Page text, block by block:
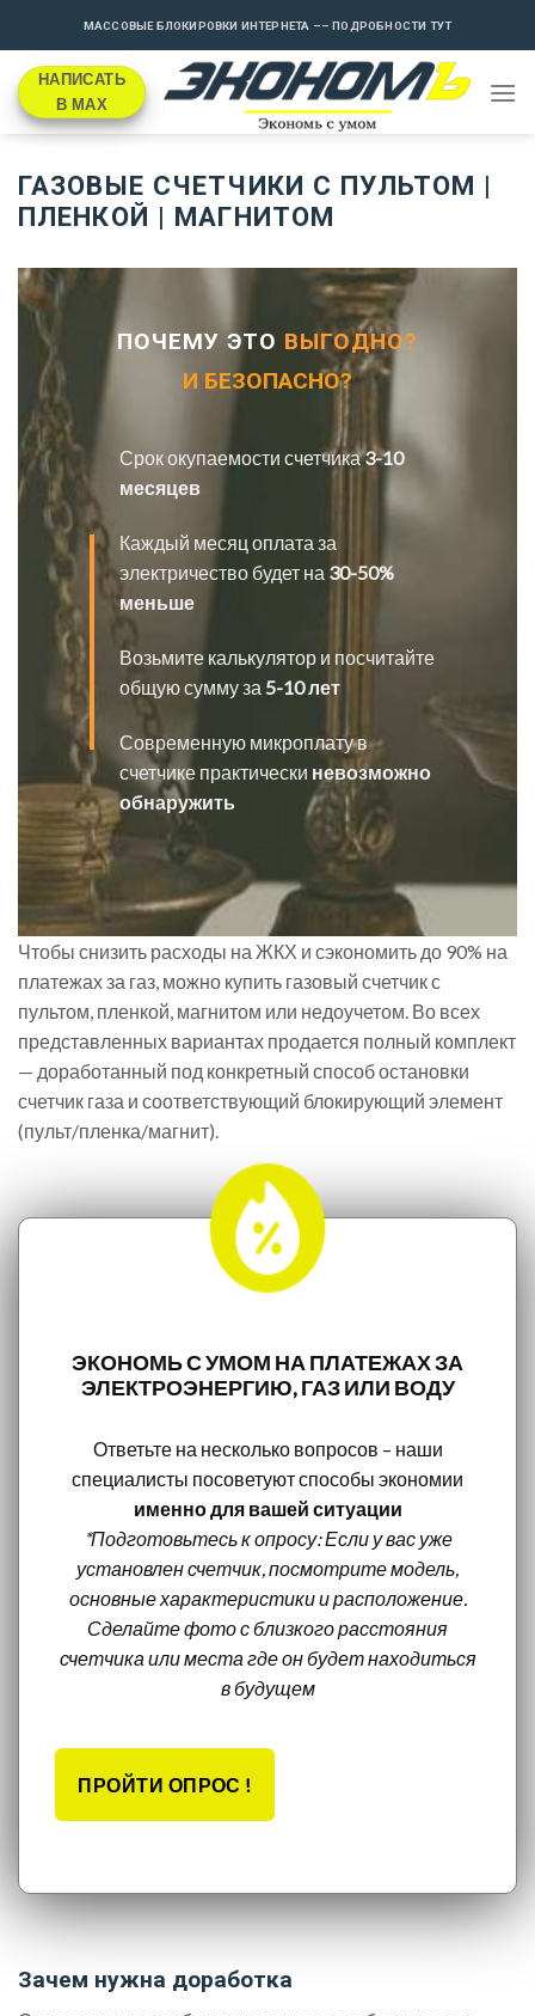
content
МАССОВЫЕ БЛОКИРОВКИ ИНТЕРНЕТА –– ПОДРОБНОСТИ ТУТ
НАПИСАТЬ
В МАХ
ГАЗОВЫЕ СЧЕТЧИКИ С ПУЛЬТОМ |
ПЛЕНКОЙ | МАГНИТОМ
ПОЧЕМУ ЭТО ВЫГОДНО?
И БЕЗОПАСНО?
Срок окупаемости счетчика3-10
месяцев
Каждый месяц оплата за
электричество будет на 30-50%
меньше
Возьмите калькулятор и посчитайте
общую сумму за 5-10 лет
Современную микроплату в
счетчике практически невозможно
обнаружить
Чтобы снизить расходы на ЖКХ и сэкономить до 90% на
платежах за газ, можно купить газовый счетчик с
пультом, пленкой, магнитом или недоучетом. Во всех
представленных вариантах продается полный комплект
— доработанный под конкретный способ остановки
счетчик газа и соответствующий блокирующий элемент
(пульт/пленка/магнит).
ЭКОНОМЬ С УМОМ НА ПЛАТЕЖАХ ЗА
ЭЛЕКТРОЭНЕРГИЮ, ГАЗ ИЛИ ВОДУ
Ответьте на несколько вопросов – наши
специалисты посоветуют способы экономии
именно для вашей ситуации
*Подготовьтесь к опросу: Если у вас уже
установлен счетчик, посмотрите модель,
основные характеристики и расположение.
Сделайте фото с близкого расстояния
счетчика или места где он будет находиться
в будущем
ПРОЙТИ ОПРОС !
Зачем нужна доработка